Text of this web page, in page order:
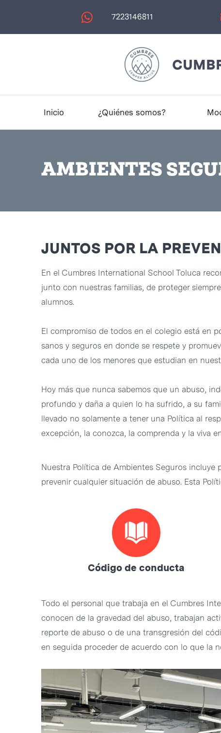
7223146811
Inicio ¿Quiénes somos?
AMBIENTES
JUNTOS POR LA
En el Cumbres International School Toluca
junto con nuestras familias, de proteger
alumnos.
El compromiso de todos en el colegio está en
sanos y seguros en donde se respete y
cada uno de los menores que estudian en
Hoy más que nunca sabemos que un abuso,
profundo y daña a quien lo ha sufrido, a su
llevado no solamente a tener una Política al
excepción, la conozca, la comprenda y la viva
Nuestra Política de Ambientes Seguros
prevenir cualquier situación de abuso. Esta
Código de conducta
Todo el personal que trabaja en el Cumbres
conocen de la gravedad del abuso, trabajan
reporte de abuso o de una transgresión del
en seguida proceder de acuerdo con lo que la